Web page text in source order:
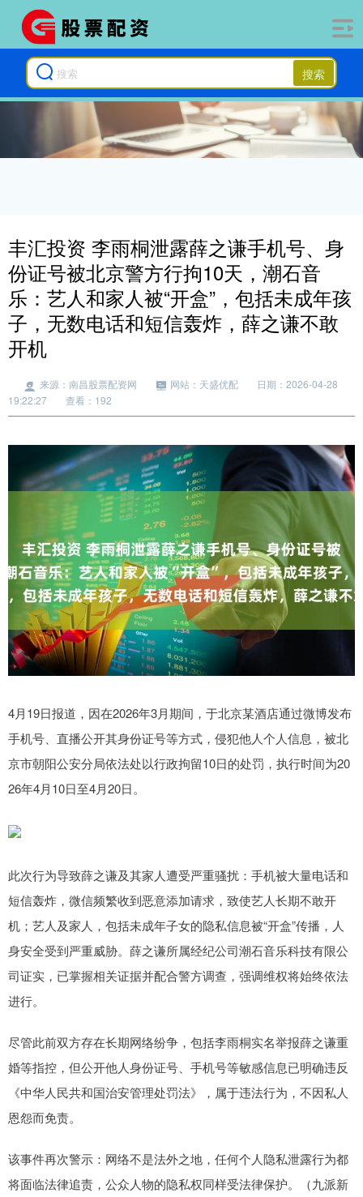
搜索
丰汇投资 李雨桐泄露薛之谦手机号、身
份证号被北京警方行拘10天，潮石音
乐：艺人和家人被“开盒”，包括未成年孩
子，无数电话和短信轰炸，薛之谦不敢
开机
来源：南昌股票配资网 网站：天盛优配
日期：2026-04-28
19:22:27
查看：192
4月19日报道，因在2026年3月期间，于北京某酒店通过微博发布
手机号、直播公开其身份证号等方式，侵犯他人个人信息，被北
京市朝阳公安分局依法处以行政拘留10日的处罚，执行时间为20
26年4月10日至4月20日。
此次行为导致薛之谦及其家人遭受严重骚扰：手机被大量电话和
短信轰炸，微信频繁收到恶意添加请求，致使艺人长期不敢开
机；艺人及家人，包括未成年子女的隐私信息被“开盒”传播，人
身安全受到严重威胁。薛之谦所属经纪公司潮石音乐科技有限公
司证实，已掌握相关证据并配合警方调查，强调维权将始终依法
进行。
尽管此前双方存在长期网络纷争，包括李雨桐实名举报薛之谦重
婚等指控，但公开他人身份证号、手机号等敏感信息已明确违反
《中华人民共和国治安管理处罚法》，属于违法行为，不因私人
恩怨而免责。
该事件再次警示：网络不是法外之地，任何个人隐私泄露行为都
将面临法律追责，公众人物的隐私权同样受法律保护。（九派新